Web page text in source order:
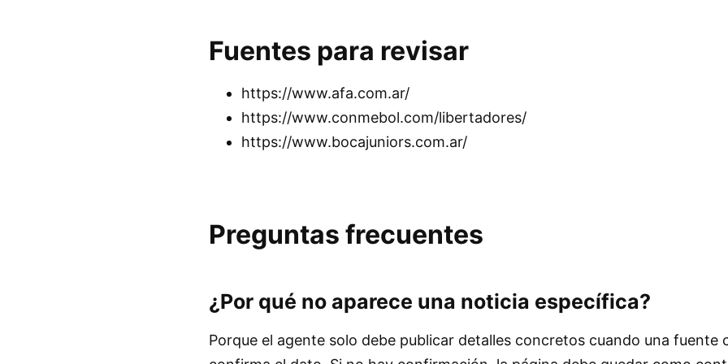
Fuentes para revisar
https://www.afa.com.ar/
https://www.conmebol.com/libertadores/
https://www.bocajuniors.com.ar/
Preguntas frecuentes
¿Por qué no aparece una noticia específica?
Porque el agente solo debe publicar detalles concretos cuando una fuente